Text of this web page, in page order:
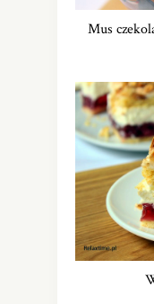
Mus